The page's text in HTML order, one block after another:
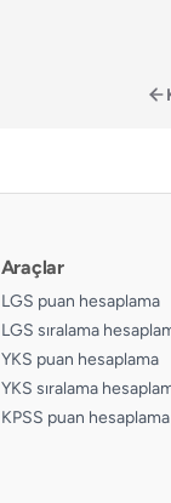
Araçlar
LGS puan hesaplama
LGS sıralama
YKS puan hesaplama
YKS sıralama
KPSS puan hesaplama